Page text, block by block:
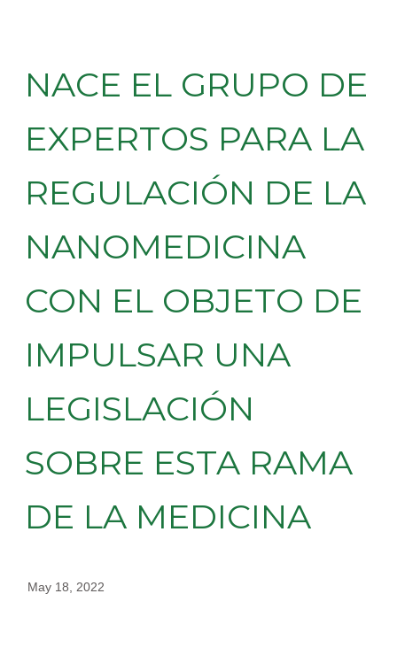
NACE EL GRUPO DE
EXPERTOS PARA LA
REGULACIÓN DE LA
NANOMEDICINA
CON EL OBJETO DE
IMPULSAR UNA
LEGISLACIÓN
SOBRE ESTA RAMA
DE LA MEDICINA
May 18, 2022